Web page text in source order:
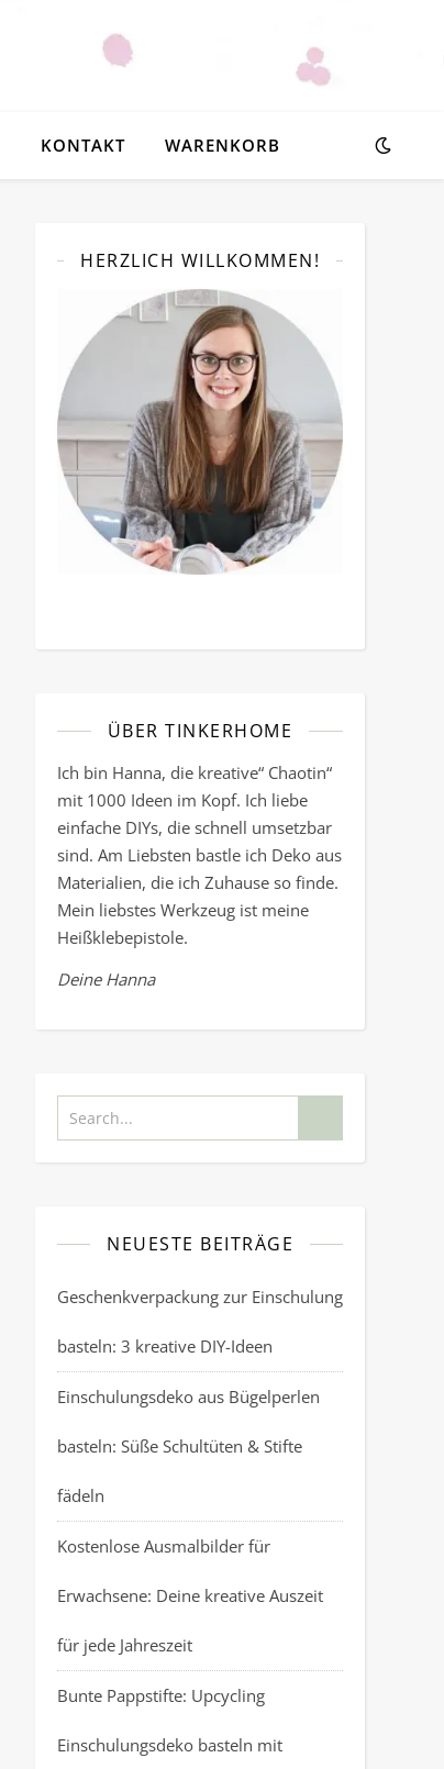
KONTAKT WARENKORB
HERZLICH WILLKOMMEN!
ÜBER TINKERHOME
Ich bin Hanna, die kreative“ Chaotin“
mit 1000 Ideen im Kopf. Ich liebe
einfache DIYs, die schnell umsetzbar
sind. Am Liebsten bastle ich Deko aus
Materialien, die ich Zuhause so finde.
Mein liebstes Werkzeug ist meine
Heißklebepistole.
Deine Hanna
NEUESTE BEITRÄGE
Geschenkverpackung zur Einschulung
basteln: 3 kreative DIY-Ideen
Einschulungsdeko aus Bügelperlen
basteln: Süße Schultüten & Stifte
fädeln
Kostenlose Ausmalbilder für
Erwachsene: Deine kreative Auszeit
für jede Jahreszeit
Bunte Pappstifte: Upcycling
Einschulungsdeko basteln mit